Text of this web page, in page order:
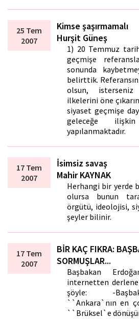
25 Tem
2007
Kimse şaşırmamalı
Hurşit Güneş
1) 20 Temmuz
geçmişe
sonunda
belirttik.
olsun,
ilkelerini öne
siyaset geçmişe
geleceğe
yapılanmaktadır.
17 Tem
2007
İsimsiz savaş
Mahir KAYNAK
Herhangi bir yerde
olursa bunun
örgütü, ideolojisi,
şeyler bilinir.
17 Tem
2007
BİR KAÇ FIKRA:
SORMUŞLAR...
Başbakan
internetten
şöyle: -
``Ankara`nın en
``Brüksel`e